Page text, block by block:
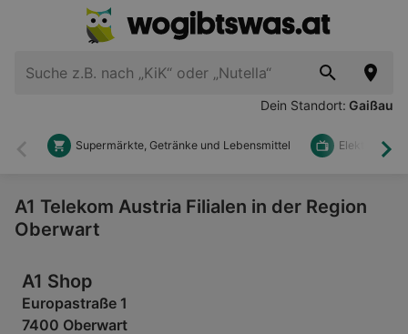
Dein Standort: Gaißau
Zurück
Supermärkte, Getränke und Lebensmittel Elektronik
A1 Telekom Austria Filialen in der Region
Oberwart
A1 Shop
Europastraße 1
7400 Oberwart